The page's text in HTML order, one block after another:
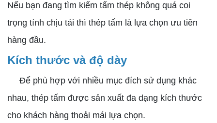
Nếu bạn đang tìm kiếm tấm thép không quá coi
trọng tính chịu tải thì thép tấm là lựa chọn ưu tiên
hàng đầu.
Kích thước và độ dày
Để phù hợp với nhiều mục đích sử dụng khác
nhau, thép tấm được sản xuất đa dạng kích thước
cho khách hàng thoải mái lựa chọn.